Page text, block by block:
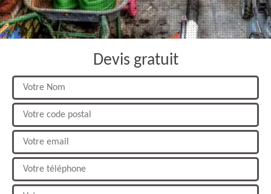
Devis gratuit